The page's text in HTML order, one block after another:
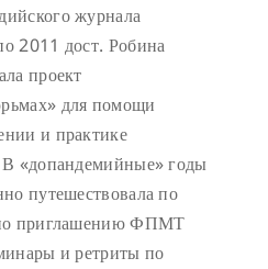
журнала
2011 дост. Робина
проект
для помощи
и практике
В «допандемийные» годы
путешествовала по
приглашению ФПМТ
и ретриты по